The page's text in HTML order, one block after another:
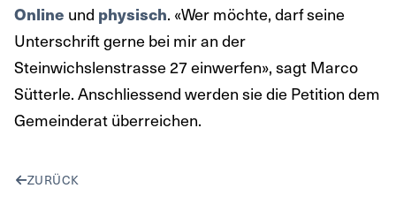
Online und physisch. «Wer möchte, darf seine
Unterschrift gerne bei mir an der
Steinwichslenstrasse 27 einwerfen», sagt Marco
Sütterle. Anschliessend werden sie die Petition dem
Gemeinderat überreichen.
ZURÜCK